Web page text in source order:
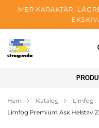
MER KARAKTÄR,
Tallinn
Betalning
Hem Katalog Limfog
Limfog Premium Ask Helstav